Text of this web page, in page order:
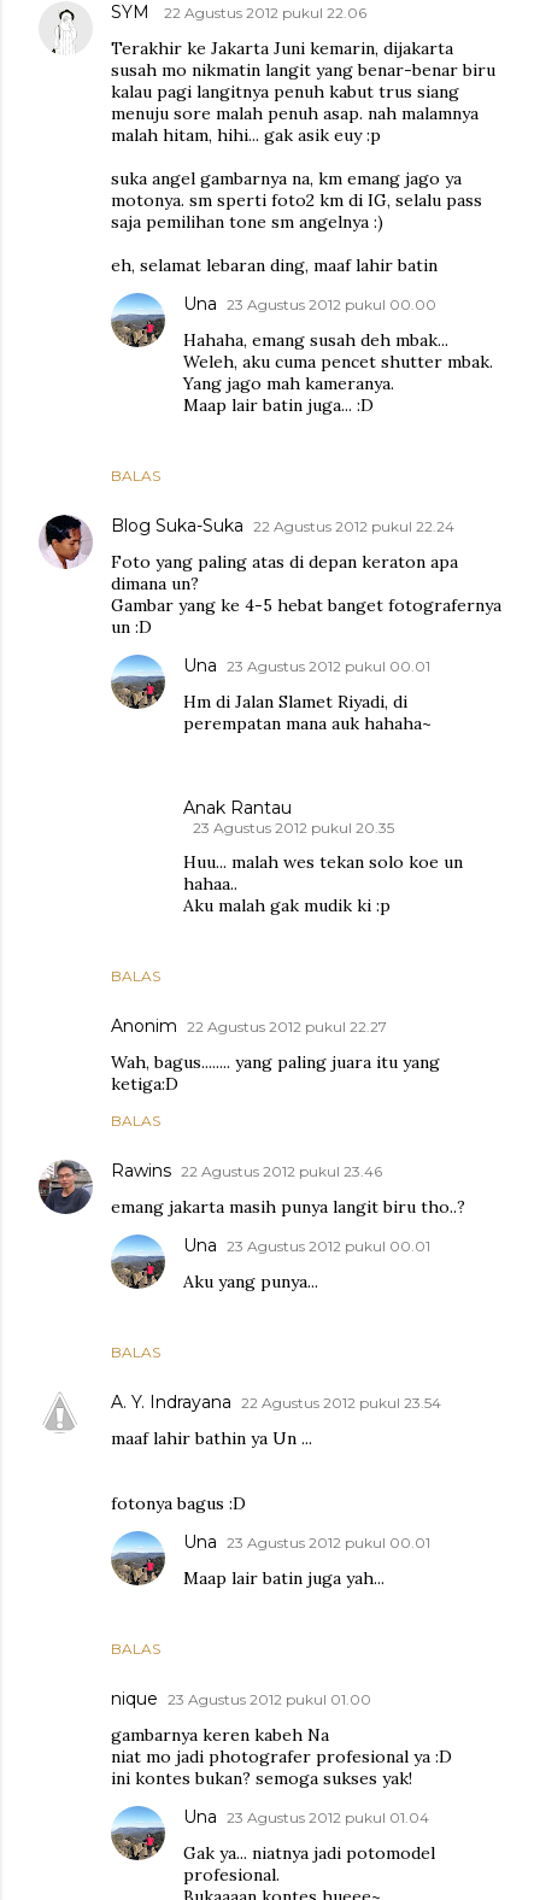
SYM 22 Agustus 2012 pukul 22.06
Terakhir ke Jakarta Juni kemarin, dijakarta
susah mo nikmatin langit yang benar-benar biru
kalau pagi langitnya penuh kabut trus siang
menuju sore malah penuh asap. nah malamnya
malah hitam, hihi... gak asik euy :p
suka angel gambarnya na, km emang jago ya
motonya. sm sperti foto2 km di IG, selalu pass
saja pemilihan tone sm angelnya :)
eh, selamat lebaran ding, maaf lahir batin
BALAS
Una 23 Agustus 2012 pukul 00.00
Hahaha, emang susah deh mbak...
Weleh, aku cuma pencet shutter mbak.
Yang jago mah kameranya.
Maap lair batin juga... :D
Blog Suka-Suka 22 Agustus 2012 pukul 22.24
Foto yang paling atas di depan keraton apa
dimana un?
Gambar yang ke 4-5 hebat banget fotografernya
un :D
BALAS
Una 23 Agustus 2012 pukul 00.01
Hm di Jalan Slamet Riyadi, di
perempatan mana auk hahaha~
Anak Rantau
23 Agustus 2012 pukul 20.35
Huu... malah wes tekan solo koe un
hahaa..
Aku malah gak mudik ki :p
Anonim 22 Agustus 2012 pukul 22.27
Wah, bagus........ yang paling juara itu yang
ketiga:D
BALAS
Rawins 22 Agustus 2012 pukul 23.46
emang jakarta masih punya langit biru tho..?
BALAS
Una 23 Agustus 2012 pukul 00.01
Aku yang punya...
A. Y. Indrayana 22 Agustus 2012 pukul 23.54
maaf lahir bathin ya Un ...
fotonya bagus :D
BALAS
Una 23 Agustus 2012 pukul 00.01
Maap lair batin juga yah...
nique 23 Agustus 2012 pukul 01.00
gambarnya keren kabeh Na
niat mo jadi photografer profesional ya :D
ini kontes bukan? semoga sukses yak!
Una 23 Agustus 2012 pukul 01.04
Gak ya... niatnya jadi potomodel
profesional.